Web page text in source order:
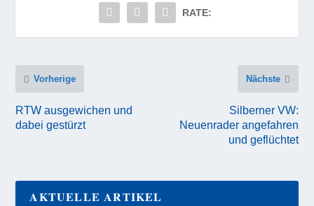
RATE:
Vorherige
RTW ausgewichen und
dabei gestürzt
Nächste
Silberner VW:
Neuenrader angefahren
und geflüchtet
AKTUELLE ARTIKEL